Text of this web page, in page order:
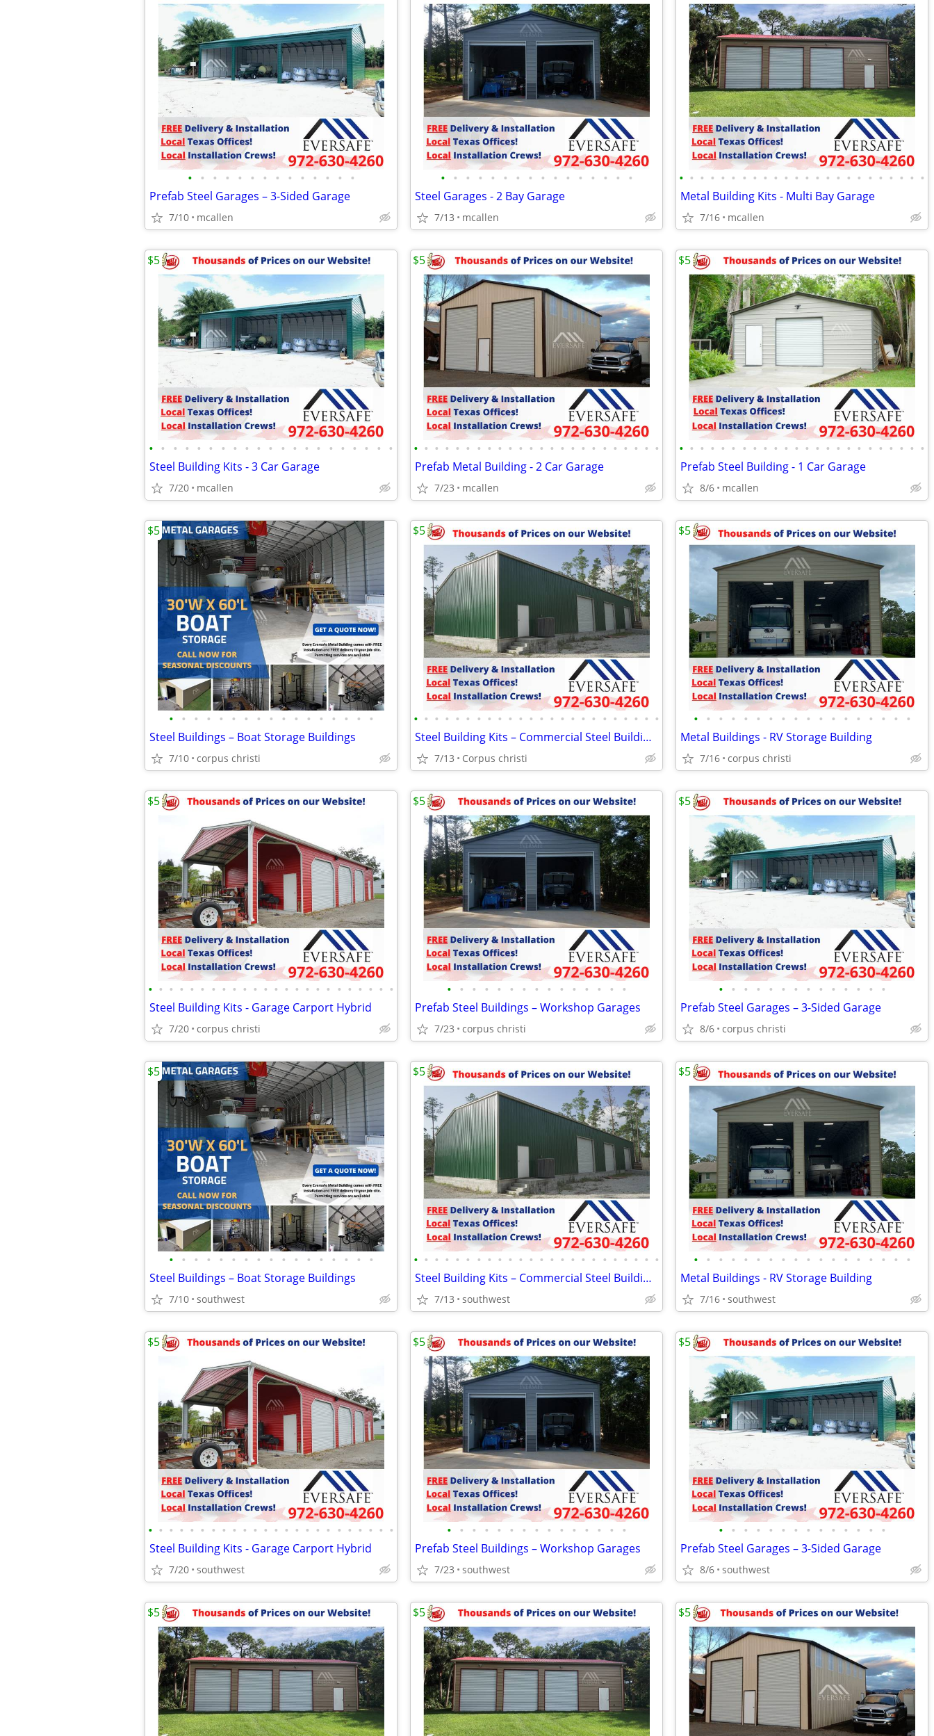
• • • • • • • • • • • • • •
Prefab Steel Garages – 3-Sided Garage
7/10 mcallen
• • • • • • • • • • • • • • • •
Steel Garages - 2 Bay Garage
7/13 mcallen
• • • • • • • • • • • • • • • • • • • • • • • •
Metal Building Kits - Multi Bay Garage
7/16 mcallen
• • • • • • • • • • • • • • • • • • • • •
Steel Building Kits - 3 Car Garage
7/20 mcallen
$5
• • • • • • • • • • • • • • • • • • • • • • • •
Prefab Metal Building - 2 Car Garage
7/23 mcallen
$5
• • • • • • • • • • • • • • • • • • • • • • • •
Prefab Steel Building - 1 Car Garage
8/6 mcallen
$5
• • • • • • • • • • • • • • • • •
Steel Buildings – Boat Storage Buildings
7/10 corpus christi
$5
• • • • • • • • • • • • • • • • • • • • • • • •
Steel Building Kits – Commercial Steel Buildings
7/13 Corpus christi
$5
• • • • • • • • • • • • • • • • • •
Metal Buildings - RV Storage Building
7/16 corpus christi
$5
• • • • • • • • • • • • • • • • • • • • • • • •
Steel Building Kits - Garage Carport Hybrid
7/20 corpus christi
$5
• • • • • • • • • • • • • • •
Prefab Steel Buildings – Workshop Garages
7/23 corpus christi
$5
• • • • • • • • • • • • • •
Prefab Steel Garages – 3-Sided Garage
8/6 corpus christi
$5
• • • • • • • • • • • • • • • • •
Steel Buildings – Boat Storage Buildings
7/10 southwest
$5
• • • • • • • • • • • • • • • • • • • • • • • •
Steel Building Kits – Commercial Steel Buildings
7/13 southwest
$5
• • • • • • • • • • • • • • • • • •
Metal Buildings - RV Storage Building
7/16 southwest
$5
• • • • • • • • • • • • • • • • • • • • • • • •
Steel Building Kits - Garage Carport Hybrid
7/20 southwest
$5
• • • • • • • • • • • • • • •
Prefab Steel Buildings – Workshop Garages
7/23 southwest
$5
• • • • • • • • • • • • • •
Prefab Steel Garages – 3-Sided Garage
8/6 southwest
$5
$5 $5 $5